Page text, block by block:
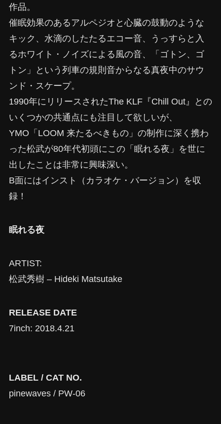
作品。
催眠効果のあるアルペジオと心臓の鼓動のような
キック、水滴のしたたるエコー音、うっすらと入
るホワイト・ノイズによる風の音、「ゴトン、ゴ
トン」という列車の規則音からなる真夜中のサウ
ンド・スケープ。
1990年にリリースされたThe KLF『Chill Out』との
いくつかの共通点にも注目して欲しいが、
YMO「LOOM 来たるべきもの」の制作に深く携わ
った松武が80年代初頭にこの「眠れる夜」を世に
出したことは非常に興味深い。
B面にはインスト（カラオケ・バージョン）を収
録！
眠れる夜
ARTIST:
松武秀樹 – Hideki Matsutake
RELEASE DATE
7inch: 2018.4.21
LABEL / CAT NO.
pinewaves / PW-06